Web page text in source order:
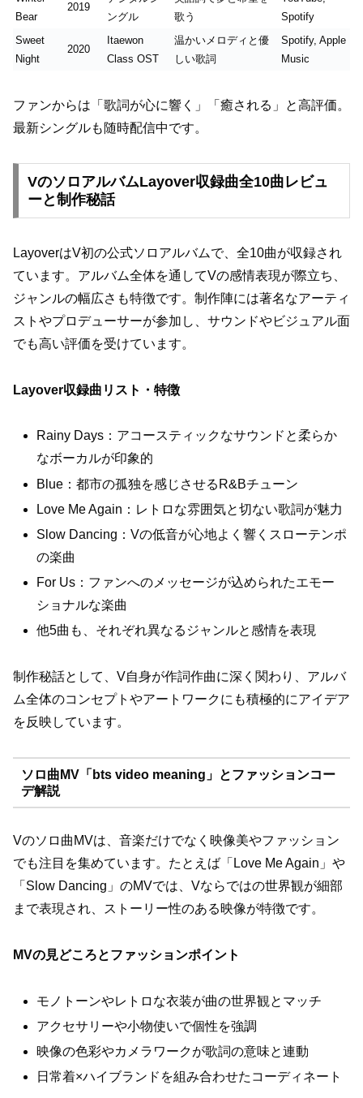
Bear
2019
ングル
歌う
Spotify
Sweet
Night
2020
Itaewon
Class OST
温かいメロディと優
しい歌詞
Spotify, Apple
Music
ファンからは「歌詞が心に響く」「癒される」と高評価。
最新シングルも随時配信中です。
VのソロアルバムLayover収録曲全10曲レビュ
ーと制作秘話
LayoverはV初の公式ソロアルバムで、全10曲が収録され
ています。アルバム全体を通してVの感情表現が際立ち、
ジャンルの幅広さも特徴です。制作陣には著名なアーティ
ストやプロデューサーが参加し、サウンドやビジュアル面
でも高い評価を受けています。
Layover収録曲リスト・特徴
Rainy Days：アコースティックなサウンドと柔らか
なボーカルが印象的
Blue：都市の孤独を感じさせるR&Bチューン
Love Me Again：レトロな雰囲気と切ない歌詞が魅力
Slow Dancing：Vの低音が心地よく響くスローテンポ
の楽曲
For Us：ファンへのメッセージが込められたエモー
ショナルな楽曲
他5曲も、それぞれ異なるジャンルと感情を表現
制作秘話として、V自身が作詞作曲に深く関わり、アルバ
ム全体のコンセプトやアートワークにも積極的にアイデア
を反映しています。
ソロ曲MV「bts video meaning」とファッションコー
デ解説
Vのソロ曲MVは、音楽だけでなく映像美やファッション
でも注目を集めています。たとえば「Love Me Again」や
「Slow Dancing」のMVでは、Vならではの世界観が細部
まで表現され、ストーリー性のある映像が特徴です。
MVの見どころとファッションポイント
モノトーンやレトロな衣装が曲の世界観とマッチ
アクセサリーや小物使いで個性を強調
映像の色彩やカメラワークが歌詞の意味と連動
日常着×ハイブランドを組み合わせたコーディネート